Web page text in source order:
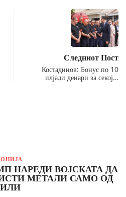
Следниот Пост
Костадинов: Бонус по 10
илјади денари за секој…
НАРЕДИ ВОЈСКАТА ДА
МЕТАЛИ САМО ОД